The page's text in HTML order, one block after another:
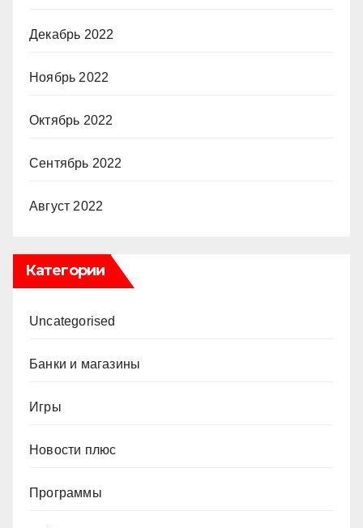
Декабрь 2022
Ноябрь 2022
Октябрь 2022
Сентябрь 2022
Август 2022
Категории
Uncategorised
Банки и магазины
Игры
Новости плюс
Программы